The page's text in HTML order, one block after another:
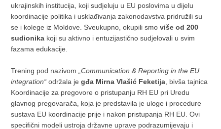
ukrajinskih institucija, koji sudjeluju u EU poslovima u dijelu
koordinacije politika i usklađivanja zakonodavstva pridružili su
se i kolege iz Moldove. Sveukupno, okupili smoviše od 200
sudionika koji su aktivno i entuzijastično sudjelovali u svim
fazama edukacije.
Trening pod nazivom
„Communication & Reporting in the EU
integration“ održala jegđa Mirna Vlašić Feketija , bivša tajnica
Koordinacije za pregovore o pristupanju RH EU pri Uredu
glavnog pregovarača, koja je predstavila je uloge i procedure
sustava EU koordinacije prije i nakon pristupanja RH EU. Ovi
specifični modeli ustroja državne uprave podrazumijevaju i